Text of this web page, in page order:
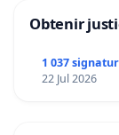
Obtenir
1 037
22 Jul 2026